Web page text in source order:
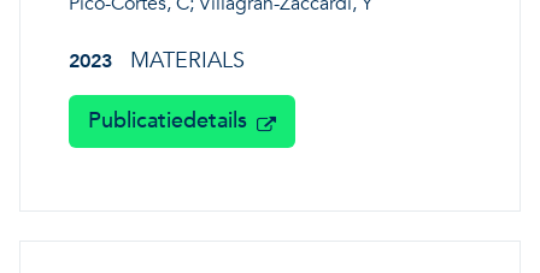
2023 MATERIALS
Publicatiedetails